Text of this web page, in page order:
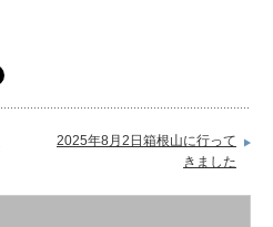
2025年8月2日箱根山に行って
きました